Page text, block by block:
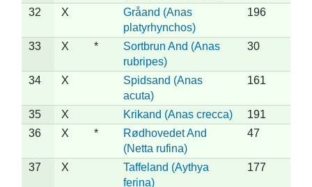
32 X
Gråand (Anas
platyrhynchos)
196
33 X *
Sortbrun And (Anas
rubripes)
30
34 X
Spidsand (Anas
acuta)
161
35 X Krikand (Anas crecca)
191
36
X *
Rødhovedet And
(Netta rufina)
47
37 X
Taffeland (Aythya
ferina)
177